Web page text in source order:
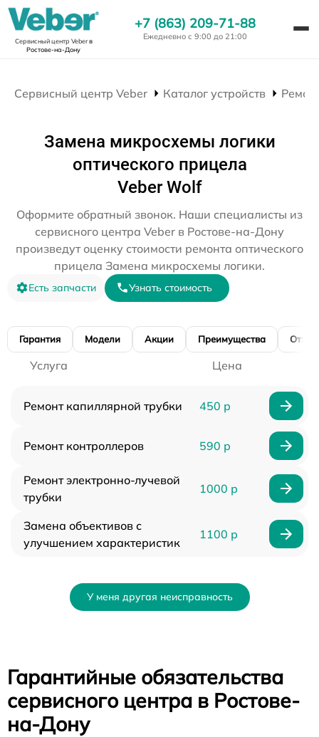
Сервисный центр Veberв
Ростове-на-Дону
+7 (863) 209-71-88
Ежедневно с 9:00 до 21:00
Сервисный центр Veber Каталог устройств
Замена микросхемы логики
оптического прицела
Veber Wolf
Оформите обратный звонок. Наши специалисты из
сервисного центра Veber в Ростове-на-Дону
произведут оценку стоимости ремонта оптического
прицела Замена микросхемы логики.
Есть запчасти Узнать стоимость
Гарантия Модели Акции Преимущества
Услуга Цена
Ремонт капиллярной трубки 450 р
Ремонт контроллеров 590 р
Ремонт электронно-лучевой
трубки
1000 р
Замена объективов с
улучшением характеристик
1100 р
У меня другая неисправность
Гарантийные обязательства
сервисного центра в Ростове-
на-Дону